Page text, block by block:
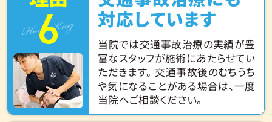
6
Hone King
対応しています
当院では交通事故治療の実績が豊
富なスタッフが施術にあたらせてい
ただきます。 交通事故後のむちうち
や気になることがある場合は、一度
当院へご相談ください。